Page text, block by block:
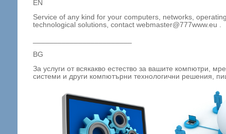
EN
Service of any kind for your computers, networks,
technological solutions, contact webmaster@777www.eu .
BG
За услуги от всякакво естество за вашите компютри,
системи и други компютърни технологични решения,